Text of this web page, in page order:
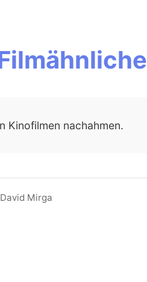
Kinofilmen nachahmen.
Mirga